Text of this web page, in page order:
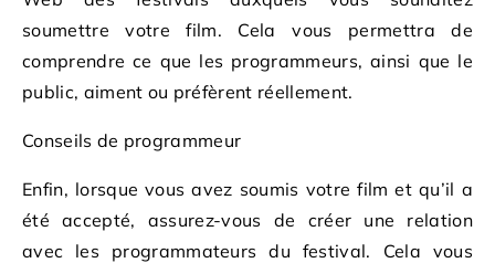
soumettre votre film. Cela vous permettra de
comprendre ce que les programmeurs, ainsi que le
public, aiment ou préfèrent réellement.
Conseils de programmeur
Enfin, lorsque vous avez soumis votre film et qu’il a
été accepté, assurez-vous de créer une relation
avec les programmateurs du festival. Cela vous